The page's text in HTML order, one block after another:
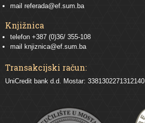
mail referada@ef.sum.ba
Knjižnica
telefon +387 (0)36/ 355-108
mail
knjiznica@ef.sum.ba
Transakcijski račun:
UniCredit bank d.d. Mostar: 3381302271312140